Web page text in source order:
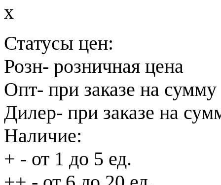
x
Статусы цен:
Розн- розничная цена
Опт- при заказе на
Дилер- при заказе на
Наличие:
+ - от 1 до 5 ед.